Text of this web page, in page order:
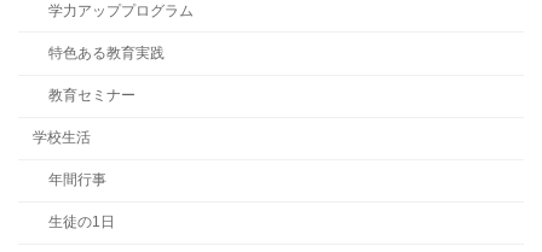
学力アッププログラム
特色ある教育実践
教育セミナー
学校生活
年間行事
生徒の1日